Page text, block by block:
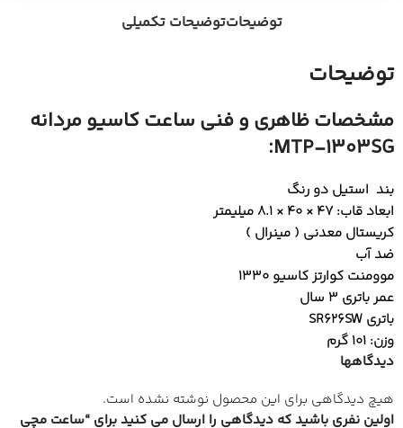
توضیحاتتوضیحات تکمیلی
توضیحات
مشخصات ظاهری و فنی ساعت کاسیو مردانه
MTP-1303SG:
بند استیل دو رنگ
ابعاد قاب: 47 × 40 × 8.1 میلیمتر
کریستال معدنی ( مینرال )
ضد آب
موومنت کوارتز کاسیو 1330
عمر باتری 3 سال
باتری SR626SW
وزن: 101 گرم
دیدگاهها
هیچ دیدگاهی برای این محصول نوشته نشده است.
اولین نفری باشید که دیدگاهی را ارسال می کنید برای “ساعت مچی